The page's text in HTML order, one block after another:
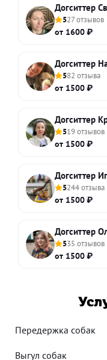
Догситтер
527 отзывов
от 1600 ₽
Догситтер
582 отзыва
от 1500 ₽
Догситтер
519 отзывов
от 1500 ₽
Догситтер
5244 отзыва
от 1500 ₽
Догситтер
535 отзывов
от 1500 ₽
Передержка собак
Выгул собак